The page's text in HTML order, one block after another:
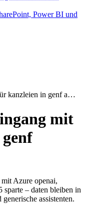
Power BI und
kanzleien in genf a…
mit
Azure openai,
– daten bleiben in
assistenten.